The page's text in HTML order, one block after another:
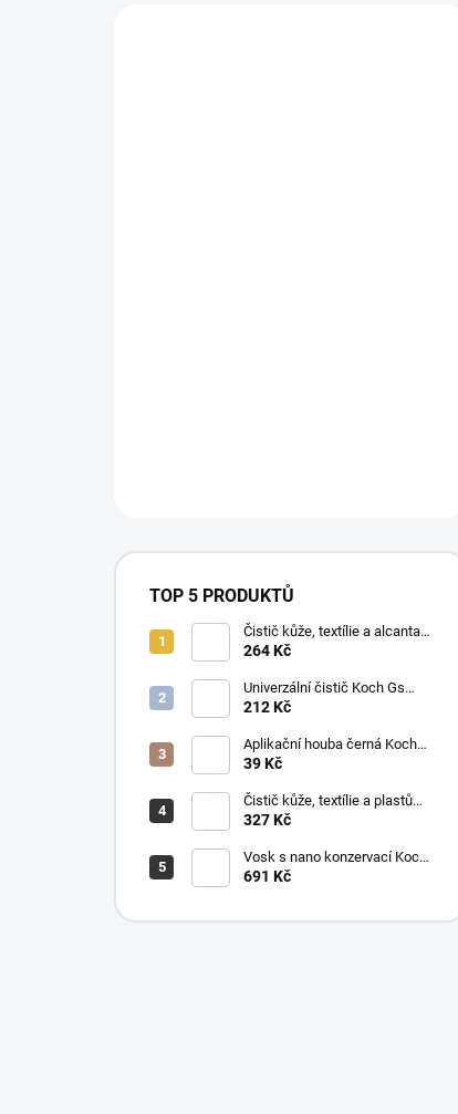
TOP 5 PRODUKTŮ
Čistič kůže, textílie a alcantary
Koch Pol Star 1 l 619-1L-01
264 Kč
Univerzální čistič Koch Gs
Green Star 1 l
212 Kč
Aplikační houba černá Koch
999038
39 Kč
Čistič kůže, textílie a plastů
Koch Mzr Mehrzweckreiniger
327 Kč
Vosk s nano konzervací Koch
Pw Protector Wax 1 l
691 Kč